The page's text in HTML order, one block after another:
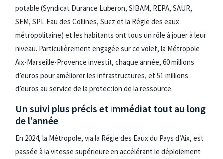
potable (Syndicat Durance Luberon, SIBAM, REPA, SAUR,
SEM, SPL Eau des Collines, Suez et la Régie des eaux
métropolitaine) et les habitants ont tous un rôle à jouer à leur
niveau. Particulièrement engagée sur ce volet, la Métropole
Aix-Marseille-Provence investit, chaque année, 60 millions
d’euros pour améliorer les infrastructures, et 51 millions
d’euros au service de la protection de la ressource.
Un suivi plus précis et immédiat tout au long
de l’année
En 2024, la Métropole, via la Régie des Eaux du Pays d’Aix, est
passée à la vitesse supérieure en accélérant le déploiement